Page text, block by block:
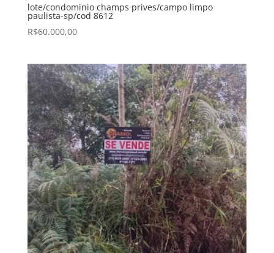
lote/condominio champs prives/campo limpo
paulista-sp/cod 8612
R$60.000,00